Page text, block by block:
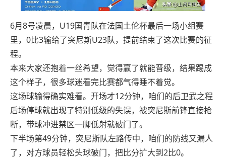
6月8号凌晨，U19国青队在法国土伦杯最后一场小组赛
里，0比3输给了突尼斯U23队，提前结束了这次比赛的征
程。
本来大家还抱着一丝希望，觉得赢了就能晋级，结果踢成
这个样子，很多球迷看完比赛都气得睡不着觉。
这场球输得确实难看。开场才12分钟，咱们的后卫武之程
后场停球就出现了特别低级的失误，被突尼斯前锋直接抢
断，带球冲进禁区一脚低射就破门了。
下半场第49分钟，突尼斯队左路传中，咱们的防线又漏人
了，对方球员轻松头球破门，把比分扩大到2比0。